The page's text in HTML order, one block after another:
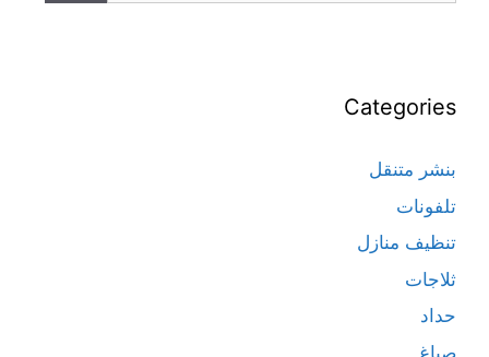
Categories
بنشر متنقل
تلفونات
تنظيف منازل
ثلاجات
حداد
صباغ